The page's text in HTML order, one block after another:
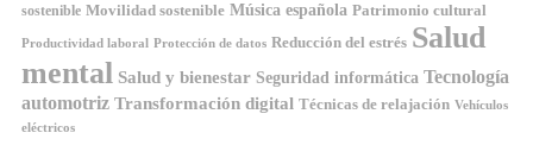
sostenible Movilidad sostenible Música española Patrimonio cultural
Productividad laboral Protección de datos Reducción del estrés Salud
mental Salud y bienestar Seguridad informática Tecnología
automotriz Transformación digital Técnicas de relajación Vehículos
eléctricos